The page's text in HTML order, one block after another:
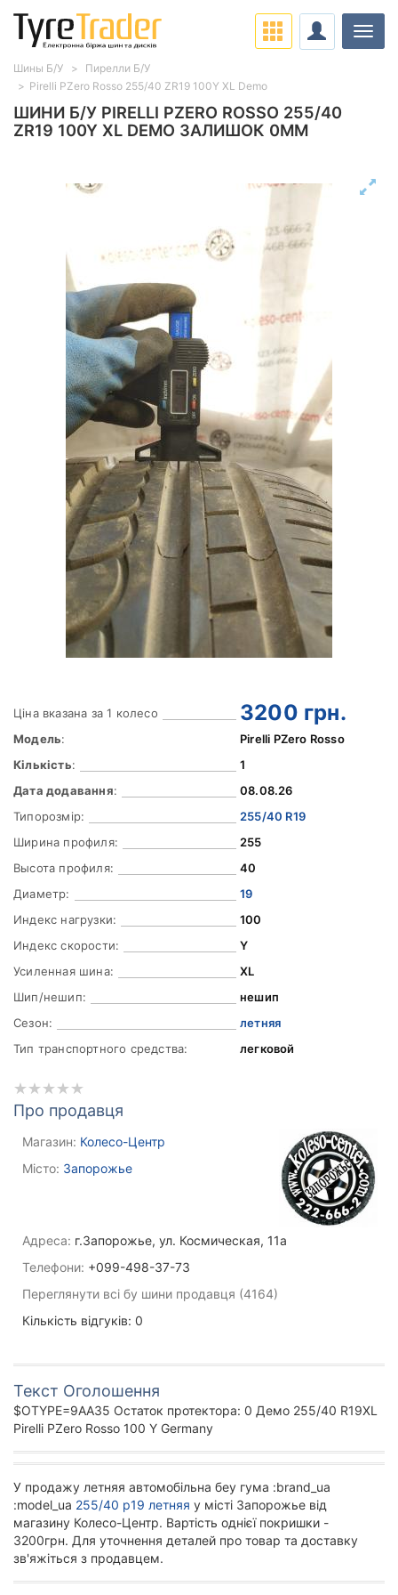
ШИНИ Б/У PIRELLI PZERO ROSSO 255/40
ZR19 100Y XL DEMO ЗАЛИШОК 0ММ
Ціна вказана за 1 колесо 3200 грн.
Модель:
Pirelli PZero Rosso
Кількість:
1
Дата додавання:
08.08.26
Типорозмір:
255/40 R19
Ширина профиля:
255
Высота профиля:
40
Диаметр:
19
Индекс нагрузки:
100
Индекс скорости:
Y
Усиленная шина:
XL
Шип/нешип:
нешип
Сезон:
летняя
Тип транспортного средства:
легковой
Про продавця
Магазин: Колесо-Центр
Місто: Запорожье
Адреса: г.Запорожье, ул. Космическая, 11а
Телефони: +099-498-37-73
Переглянути всі бу шини продавця (4164)
Кількість відгуків: 0
Текст Оголошення
$OTYPE=9AA35 Остаток протектора: 0 Демо 255/40 R19XL
Pirelli PZero Rosso 100 Y Germany
У продажу летняя автомобільна беу гума :brand_ua
:model_ua 255/40 р19 летняя у місті Запорожье від
магазину Колесо-Центр. Вартість однієї покришки -
3200грн. Для уточнення деталей про товар та доставку
зв'яжіться з продавцем.
Шины Б/У
Пирелли Б/У
Pirelli PZero Rosso 255/40 ZR19 100Y XL Demo